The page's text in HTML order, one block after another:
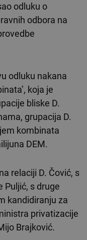
odluku o
odbora na
odluku nakana
koja je
bliske D.
grupacija D.
kombinata
DEM.
relaciji D. Čović, s
Puljić, s druge
kandidiranju za
privatizacije
Brajković.